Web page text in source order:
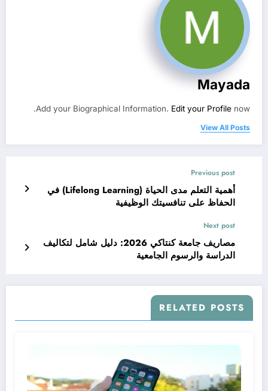
Mayada
Add your Biographical Information. Edit your Profile now.
View All Posts
Previous post
أهمية التعلم مدى الحياة (Lifelong Learning) في
الحفاظ على تنافسيتك الوظيفية
Next post
مصاريف جامعة كنتاكي 2026: دليل شامل لتكاليف
الدراسة والرسوم الجامعية
RELATED POSTS